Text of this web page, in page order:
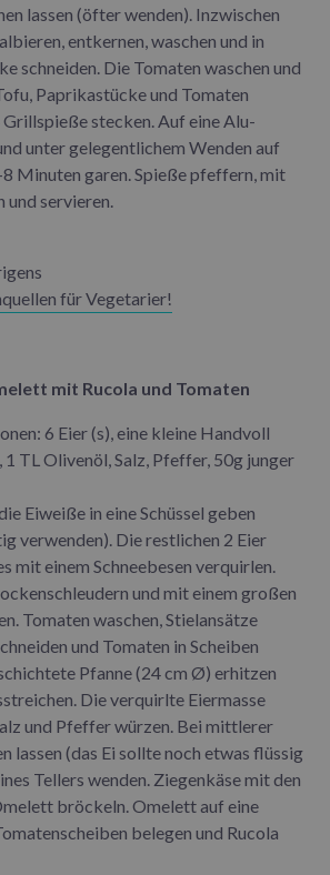
lassen (öfter wenden). Inzwischen
entkernen, waschen und in
schneiden. Die Tomaten waschen und
Paprikastücke und Tomaten
stecken. Auf eine Alu-
unter gelegentlichem Wenden auf
Minuten garen. Spieße pfeffern, mit
und servieren.
für Vegetarier!
mit Rucola und Tomaten
6 Eier (s), eine kleine Handvoll
1 TL Olivenöl, Salz, Pfeffer, 50g junger
Eiweiße in eine Schüssel geben
verwenden). Die restlichen 2 Eier
mit einem Schneebesen verquirlen.
und mit einem großen
Tomaten waschen, Stielansätze
und Tomaten in Scheiben
Pfanne (24 cm Ø) erhitzen
Die verquirlte Eiermasse
und Pfeffer würzen. Bei mittlerer
lassen (das Ei sollte noch etwas flüssig
Tellers wenden. Ziegenkäse mit den
bröckeln. Omelett auf eine
belegen und Rucola